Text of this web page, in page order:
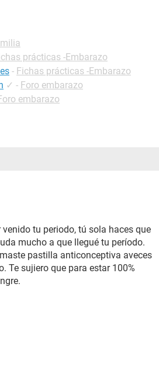
prácticas -Embarazo
- Fichas prácticas -Embarazo
✓ - Foro embarazo
embarazo
tu periodo, tú sola haces que
mucho a que llegué tu período.
pastilla anticonceptiva aveces
Te sujiero que para estar 100%